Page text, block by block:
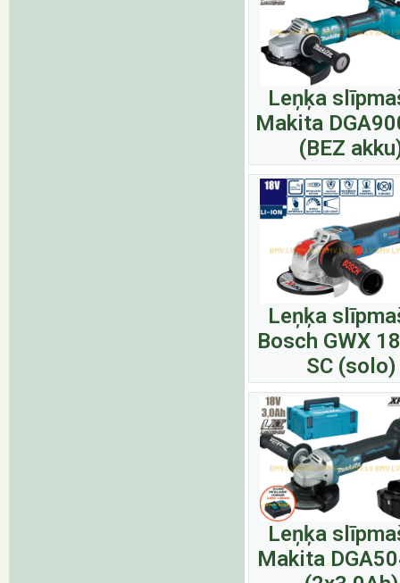
Leņķa
Makita
(BEZ
Leņķa
Bosch GWX
SC (solo)
Leņķa
Makita